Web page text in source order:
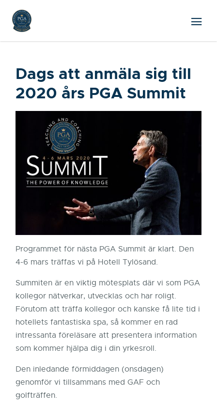
Dags att anmäla sig till
2020 års PGA Summit
Programmet för nästa PGA Summit är klart. Den
4-6 mars träffas vi på Hotell Tylösand.
Summiten är en viktig mötesplats där vi som PGA
kollegor nätverkar, utvecklas och har roligt.
Förutom att träffa kollegor och kanske få lite tid i
hotellets fantastiska spa, så kommer en rad
intressanta föreläsare att presentera information
som kommer hjälpa dig i din yrkesroll.
Den inledande förmiddagen (onsdagen)
genomför vi tillsammans med GAF och
golfträffen.